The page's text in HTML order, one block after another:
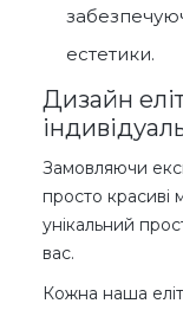
естетики.
Дизайн
Замовляючи
просто красиві
унікальний
вас.
Кожна наша